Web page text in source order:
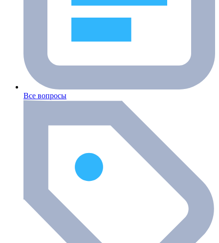
Все вопросы